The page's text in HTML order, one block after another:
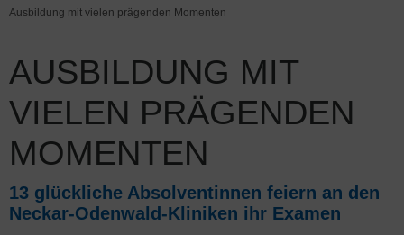
Ausbildung mit vielen prägenden Momenten
AUSBILDUNG MIT
VIELEN PRÄGENDEN
MOMENTEN
13 glückliche Absolventinnen feiern an den
Neckar-Odenwald-Kliniken ihr Examen